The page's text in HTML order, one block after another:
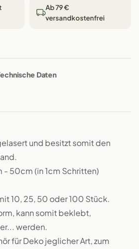
Ab 79 €
versandkostenfrei
Daten
und besitzt somit den
- 50cm (in 1cm Schritten)
10, 25, 50 oder 100 Stück.
kann somit beklebt,
werden.
für Deko jeglicher Art, zum